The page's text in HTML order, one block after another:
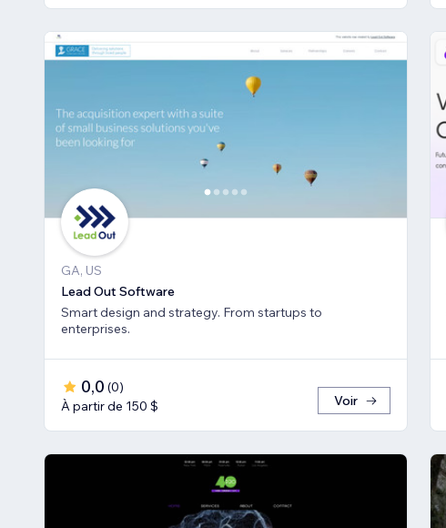
GA, US
Lead Out Software
Smart design and strategy. From startups to
enterprises.
0,0 (0)
À partir de 150 $
Voir